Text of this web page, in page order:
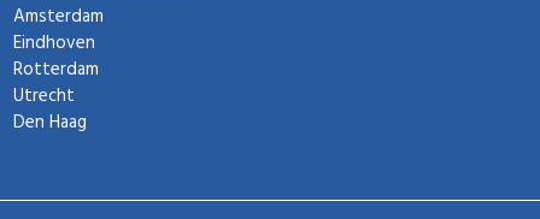
Amsterdam
Eindhoven
Rotterdam
Utrecht
Den Haag